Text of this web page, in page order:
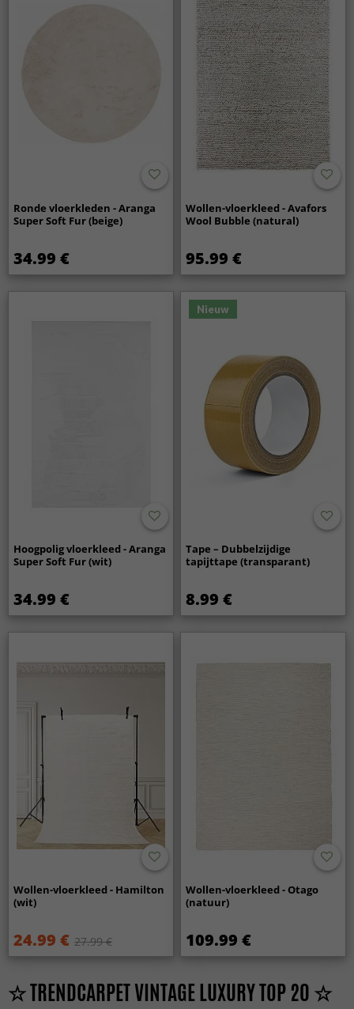
Ronde vloerkleden - Aranga
Super Soft Fur (beige)
34.99 €
Wollen-vloerkleed - Avafors
Wool Bubble (natural)
95.99 €
Hoogpolig vloerkleed - Aranga
Super Soft Fur (wit)
34.99 €
Nieuw
Tape – Dubbelzijdige
tapijttape (transparant)
8.99 €
Wollen-vloerkleed - Hamilton
(wit)
24.99 € 27.99 €
Wollen-vloerkleed - Otago
(natuur)
109.99 €
☆ TRENDCARPET VINTAGE LUXURY TOP 20 ☆